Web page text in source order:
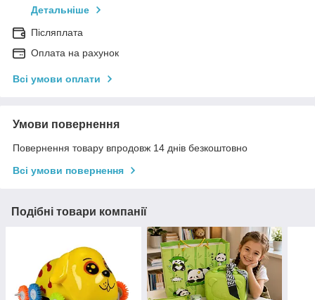
Детальніше
Післяплата
Оплата на рахунок
Всі умови оплати
Умови повернення
Повернення товару впродовж 14 днів безкоштовно
Всі умови повернення
Подібні товари компанії